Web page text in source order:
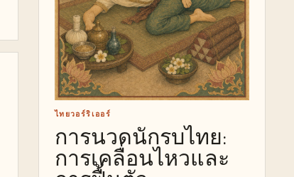
ไทยวอร์ริเออร์
การนวดนักรบไทย:
การเคลื่อนไหวและ